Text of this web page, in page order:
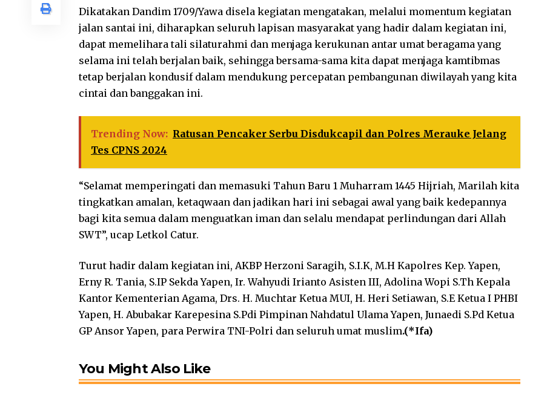
Dikatakan Dandim 1709/Yawa disela kegiatan mengatakan, melalui momentum kegiatan
jalan santai ini, diharapkan seluruh lapisan masyarakat yang hadir dalam kegiatan ini,
dapat memelihara tali silaturahmi dan menjaga kerukunan antar umat beragama yang
selama ini telah berjalan baik, sehingga bersama-sama kita dapat menjaga kamtibmas
tetap berjalan kondusif dalam mendukung percepatan pembangunan diwilayah yang kita
cintai dan banggakan ini.
Trending Now: Ratusan Pencaker Serbu Disdukcapil dan Polres Merauke Jelang
Tes CPNS 2024
“Selamat memperingati dan memasuki Tahun Baru 1 Muharram 1445 Hijriah, Marilah kita
tingkatkan amalan, ketaqwaan dan jadikan hari ini sebagai awal yang baik kedepannya
bagi kita semua dalam menguatkan iman dan selalu mendapat perlindungan dari Allah
SWT”, ucap Letkol Catur.
Turut hadir dalam kegiatan ini, AKBP Herzoni Saragih, S.I.K, M.H Kapolres Kep. Yapen,
Erny R. Tania, S.IP Sekda Yapen, Ir. Wahyudi Irianto Asisten III, Adolina Wopi S.Th Kepala
Kantor Kementerian Agama, Drs. H. Muchtar Ketua MUI, H. Heri Setiawan, S.E Ketua I PHBI
Yapen, H. Abubakar Karepesina S.Pdi Pimpinan Nahdatul Ulama Yapen, Junaedi S.Pd Ketua
GP Ansor Yapen, para Perwira TNI-Polri dan seluruh umat muslim.(*Ifa)
You Might Also Like